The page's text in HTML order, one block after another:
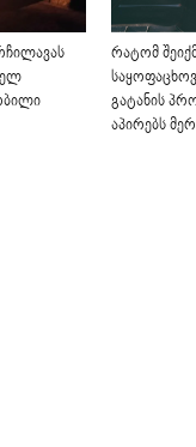
რატომ
გატანის
აპირებს